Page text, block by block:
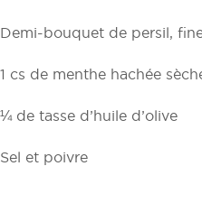
Demi-bouquet de persil,
1 cs de menthe hachée
¼ de tasse d’huile d’olive
Sel et poivre